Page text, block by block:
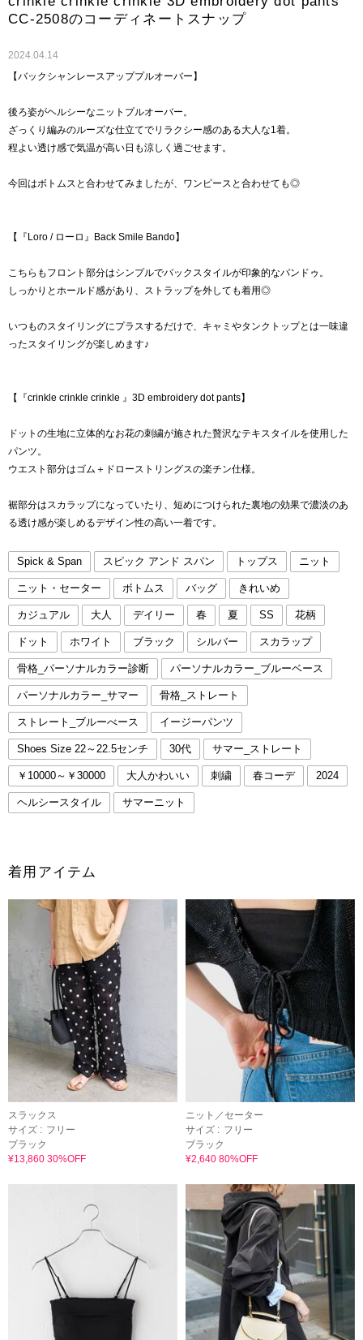
CC-2508のコーディネートスナップ
2024.04.14
【バックシャンレースアッププルオーバー】
後ろ姿がヘルシーなニットプルオーバー。
ざっくり編みのルーズな仕立てでリラクシー感のある大人な1着。
程よい透け感で気温が高い日も涼しく過ごせます。
今回はボトムスと合わせてみましたが、ワンピースと合わせても◎
【『Loro / ローロ』Back Smile Bando】
こちらもフロント部分はシンプルでバックスタイルが印象的なバンドゥ。
しっかりとホールド感があり、ストラップを外しても着用◎
いつものスタイリングにプラスするだけで、キャミやタンクトップとは一味違
ったスタイリングが楽しめます♪
【『crinkle crinkle crinkle 』3D embroidery dot pants】
ドットの生地に立体的なお花の刺繍が施された贅沢なテキスタイルを使用した
パンツ。
ウエスト部分はゴム＋ドローストリングスの楽チン仕様。
裾部分はスカラップになっていたり、短めにつけられた裏地の効果で濃淡のあ
る透け感が楽しめるデザイン性の高い一着です。
Spick & Span スピック アンド スパン トップス ニット
ニット・セーター ボトムス バッグ きれいめ
カジュアル 大人 デイリー 春 夏 SS 花柄
ドット ホワイト ブラック シルバー スカラップ
骨格_パーソナルカラー診断 パーソナルカラー_ブルーベース
パーソナルカラー_サマー 骨格_ストレート
ストレート_ブルーべース イージーパンツ
Shoes Size 22～22.5センチ 30代 サマー_ストレート
￥10000～￥30000 大人かわいい 刺繍 春コーデ 2024
ヘルシースタイル サマーニット
着用アイテム
スラックス
サイズ : フリー
ブラック
¥13,860 30%OFF
ニット／セーター
サイズ : フリー
ブラック
¥2,640 80%OFF